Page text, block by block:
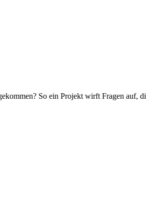
So ein Projekt wirft Fragen auf,